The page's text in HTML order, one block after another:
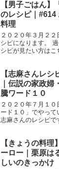
でいただきます。
す。 フライパン...
【男子ごはん】
のレシピ｜#614 お家で簡単タイ
料理
２０２０年３月２
シピになります。
シピが見たい方は
ハーブの香りが特
スープです。一度...
【志麻さんレシ
｜伝説の家政婦
騰ワード１０
２０２０年７月１
ード１０」でやって
志麻さんのレシピで
の３人を迎えて、
腹はち切れフルコー
【きょうの料理
ーロー｜栗原は
しいのきっかけ